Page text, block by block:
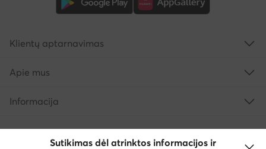
Klientų aptarnavimas
Apie mus
Informacija
Sutikimas dėl atrinktos informacijos ir